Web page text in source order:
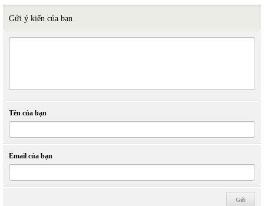
Gửi ý kiến của bạn
Tên của bạn
Email của bạn